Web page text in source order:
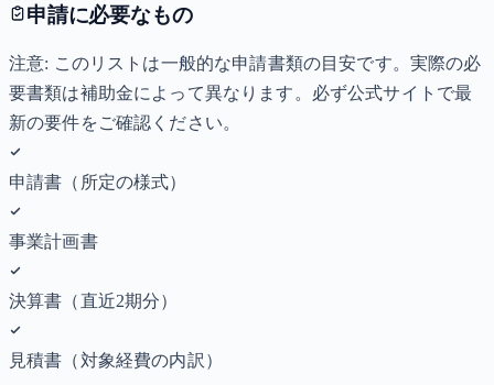
申請に必要なもの
注意: このリストは一般的な申請書類の目安です。実際の必
要書類は補助金によって異なります。必ず公式サイトで最
新の要件をご確認ください。
申請書（所定の様式）
事業計画書
決算書（直近2期分）
見積書（対象経費の内訳）